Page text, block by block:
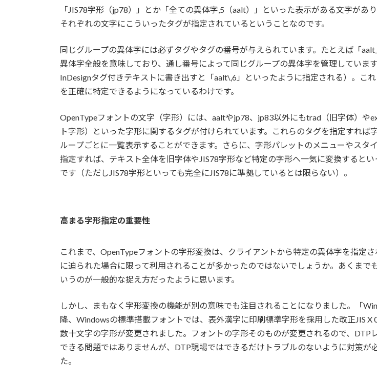
「JIS78字形（jp78）」とか「全ての異体字,5（aalt）」といった表示がある文字があり
それぞれの文字にこういったタグが指定されているということなのです。
同じグループの異体字には必ずタグやタグの番号が与えられています。たとえば「
異体字全般を意味しており、通し番号によって同じグループの異体字を管理していま
InDesignタグ付きテキストに書き出すと「aalt\,6」といったように指定される）。こ
を正確に特定できるようになっているわけです。
OpenTypeフォントの文字（字形）には、aaltやjp78、jp83以外にもtrad（旧字体）や
ト字形）といった字形に関するタグが付けられています。これらのタグを指定すれば
ループごとに一覧表示することができます。さらに、字形パレットのメニューやスタ
指定すれば、テキスト全体を旧字体やJIS78字形など特定の字形へ一気に変換すると
です（ただしJIS78字形といっても完全にJIS78に準拠しているとは限らない）。
高まる字形指定の重要性
これまで、OpenTypeフォントの字形変換は、クライアントから特定の異体字を指定
に迫られた場合に限って利用されることが多かったのではないでしょうか。あくまで
いうのが一般的な捉え方だったように思います。
しかし、まもなく字形変換の機能が別の意味でも注目されることになりました。「
降、Windowsの標準搭載フォントでは、表外漢字に印刷標準字形を採用した改正JIS X
数十文字の字形が変更されました。フォントの字形そのものが変更されるので、DTP
できる問題ではありませんが、DTP現場ではできるだけトラブルのないように対策が
た。